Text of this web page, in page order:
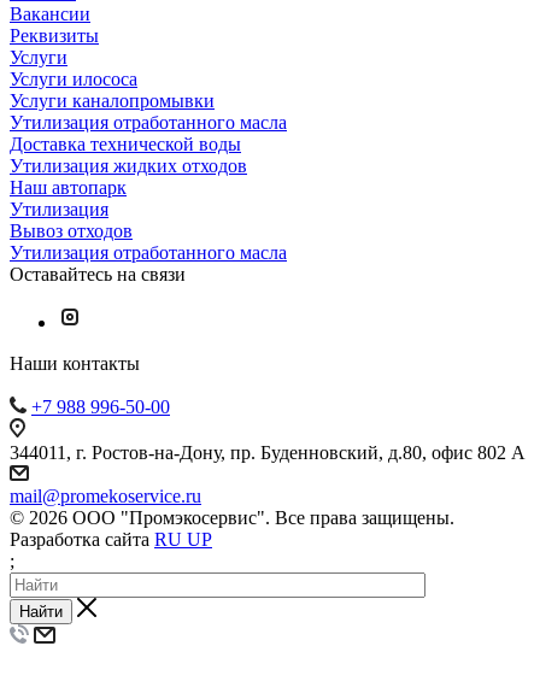
Вакансии
Реквизиты
Услуги
Услуги илососа
Услуги каналопромывки
Утилизация отработанного масла
Доставка технической воды
Утилизация жидких отходов
Наш автопарк
Утилизация
Вывоз отходов
Утилизация отработанного масла
Оставайтесь на связи
Наши контакты
+7 988 996-50-00
344011, г. Ростов-на-Дону, пр. Буденновский, д.80, офис 802 А
mail@promekoservice.ru
© 2026 ООО "Промэкосервис". Все права защищены.
Разработка сайта RU UP
;
Найти